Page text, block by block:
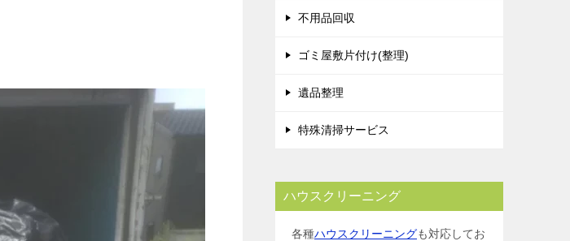
不用品回収
ゴミ屋敷片付け(整理)
遺品整理
特殊清掃サービス
ハウスクリーニング
各種ハウスクリーニングも対応してお